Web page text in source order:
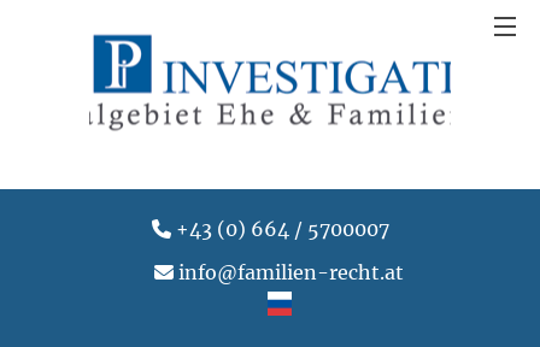
+43 (0) 664 / 5700007
info@familien-recht.at